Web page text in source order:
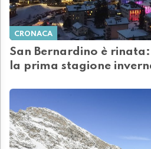
CRONACA
San Bernardino è
la prima stagione